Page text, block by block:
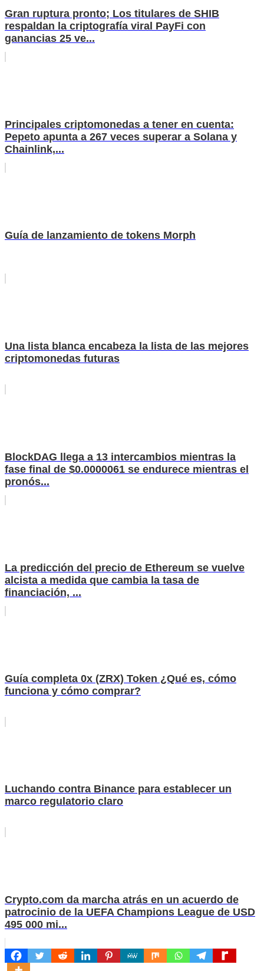
Gran ruptura pronto; Los titulares de SHIB
respaldan la criptografía viral PayFi con
ganancias 25 ve...
Principales criptomonedas a tener en cuenta:
Pepeto apunta a 267 veces superar a Solana y
Chainlink,...
Guía de lanzamiento de tokens Morph
Una lista blanca encabeza la lista de las mejores
criptomonedas futuras
BlockDAG llega a 13 intercambios mientras la
fase final de $0.0000061 se endurece mientras el
pronós...
La predicción del precio de Ethereum se vuelve
alcista a medida que cambia la tasa de
financiación, ...
Guía completa 0x (ZRX) Token ¿Qué es, cómo
funciona y cómo comprar?
Luchando contra Binance para establecer un
marco regulatorio claro
Crypto.com da marcha atrás en un acuerdo de
patrocinio de la UEFA Champions League de USD
495 000 mi...